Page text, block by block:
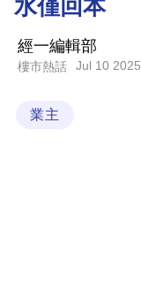
技
水僅回本
經一編輯部
樓市熱話 Jul 10 2025
業主